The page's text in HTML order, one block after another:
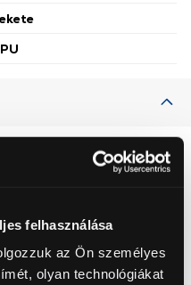
felhasználása
az Ön személyes
olyan technológiákat